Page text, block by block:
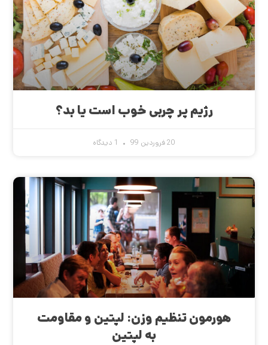
رژیم پر چربی خوب است یا بد؟
20 فروردین 99
هورمون تنظیم وزن: لپتین و مقاومت
به لپتین